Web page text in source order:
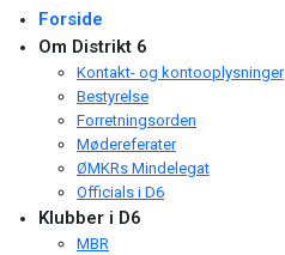
Forside
Om Distrikt 6
Kontakt- og kontooplysninger
Bestyrelse
Forretningsorden
Mødereferater
ØMKRs Mindelegat
Officials i D6
Klubber i D6
MBR